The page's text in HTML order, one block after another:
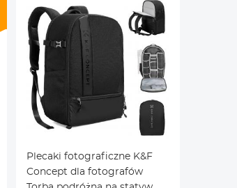
Plecaki fotograficzne K&F
Concept dla fotografów